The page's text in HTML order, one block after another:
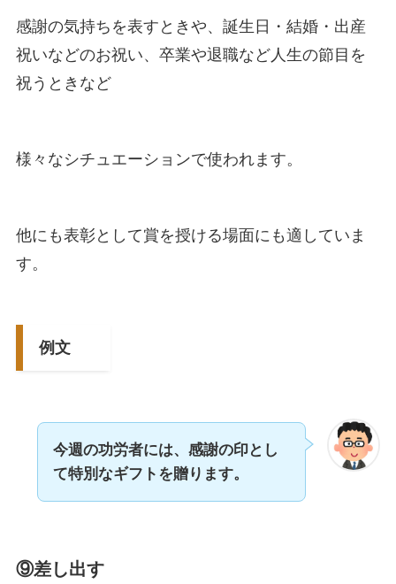
感謝の気持ちを表すときや、誕生日・結婚・出産
祝いなどのお祝い、卒業や退職など人生の節目を
祝うときなど
様々なシチュエーションで使われます。
他にも表彰として賞を授ける場面にも適していま
す。
例文
今週の功労者には、感謝の印とし
て特別なギフトを贈ります。
⑨差し出す